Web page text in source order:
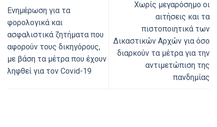
Ενημέρωση για τα
φορολογικά και
ασφαλιστικά ζητήματα που
αφορούν τους δικηγόρους,
με βάση τα μέτρα που έχουν
ληφθεί για τον Covid-19
Χωρίς μεγαρόσημο οι
αιτήσεις και τα
πιστοποιητικά των
Δικαστικών Αρχών για όσο
διαρκούν τα μέτρα για την
αντιμετώπιση της
πανδημίας